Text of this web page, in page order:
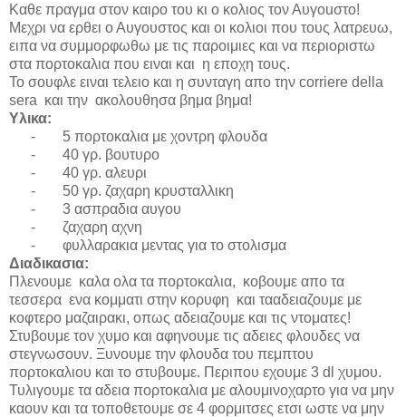
Kαθε πραγμα στον καιρο του κι ο κολιος τον Αυγοuστο!
Μεχρι να ερθει ο Αυγουστος και οι κολιοι που τους λατρευω,
ειπα να συμμορφωθω με τις παροιμιες και να περιοριστω
στα πορτοκαλια που ειναι και η εποχη τους.
Το σουφλε ειναι τελειο και η συνταγη απο την corriere della
sera και την ακολουθησα βημα βημα!
Υλικα:
-
5 πορτοκαλια με χοντρη φλουδα
-
40 γρ. βουτυρο
-
40 γρ. αλευρι
-
50 γρ. ζαχαρη κρυσταλλικη
-
3 ασπραδια αυγου
-
ζαχαρη αχνη
-
φυλλαρακια μεντας για το στολισμα
Διαδικασια:
Πλενουμε καλα ολα τα πορτοκαλια, κοβουμε απο τα
τεσσερα ενα κομματι στην κορυφη και τααδειαζουμε με
κοφτερο μαζαιρακι, οπως αδειαζουμε και τις ντοματες!
Στυβουμε τον χυμο και αφηνουμε τις αδειες φλουδες να
στεγνωσουν. Ξυνουμε την φλουδα του πεμπτου
πορτοκαλιου και το στυβουμε. Περιπου εχουμε 3 dl χυμου.
Τυλιγουμε τα αδεια πορτοκαλια με αλουμινοχαρτο για να μην
καουν και τα τοποθετουμε σε 4 φορμιτσες ετσι ωστε να μην